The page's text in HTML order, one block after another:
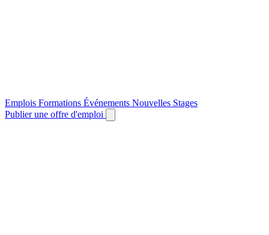
Emplois Formations Événements Nouvelles Stages
Publier une offre d'emploi